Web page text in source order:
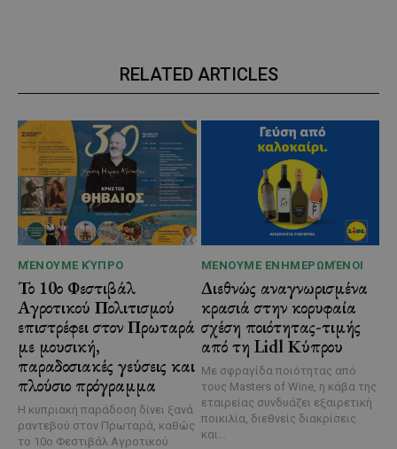
RELATED ARTICLES
ΜΈΝΟΥΜΕ ΚΎΠΡΟ
Το 10ο Φεστιβάλ
Αγροτικού Πολιτισμού
επιστρέφει στον Πρωταρά
με μουσική,
παραδοσιακές γεύσεις και
πλούσιο πρόγραμμα
Η κυπριακή παράδοση δίνει ξανά
ραντεβού στον Πρωταρά, καθώς
το 10ο Φεστιβάλ Αγροτικού
ΜΈΝΟΥΜΕ ΕΝΗΜΕΡΩΜΈΝΟΙ
Διεθνώς αναγνωρισμένα
κρασιά στην κορυφαία
σχέση ποιότητας-τιμής
από τη Lidl Κύπρου
Με σφραγίδα ποιότητας από
τους Masters of Wine, η κάβα της
εταιρείας συνδυάζει εξαιρετική
ποικιλία, διεθνείς διακρίσεις
και...